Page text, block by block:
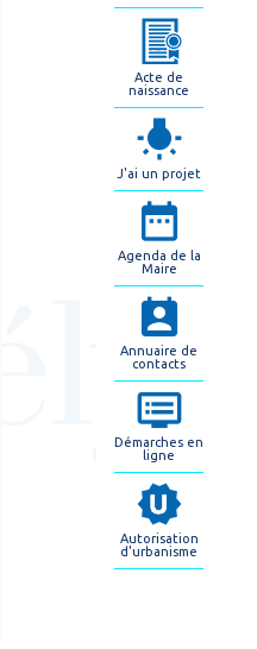
Acte de
naissance
J'ai un projet
Agenda de la
Maire
Annuaire de
contacts
Démarches en
ligne
Autorisation
d'urbanisme